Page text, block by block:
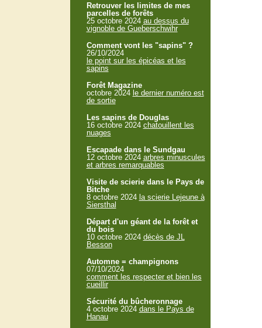
Retrouver les limites de mes
parcelles de forêts
25 octobre 2024 au dessus du
vignoble de Gueberschwihr
Comment vont les "sapins" ?
26/10/2024
le point sur les épicéas et les
sapins
Forêt Magazine
octobre 2024 le dernier numéro est
de sortie
Les sapins de Douglas
16 octobre 2024 chatouillent les
nuages
Escapade dans le Sundgau
12 octobre 2024 arbres minuscules
et arbres remarquables
Visite de scierie dans le Pays de
Bitche
8 octobre 2024 la scierie Lejeune à
Siersthal
Départ d'un géant de la forêt et
du bois
10 octobre 2024 décès de JL
Besson
Automne = champignons
07/10/2024
comment les respecter et bien les
cueillir
Sécurité du bûcheronnage
4 octobre 2024 dans le Pays de
Hanau